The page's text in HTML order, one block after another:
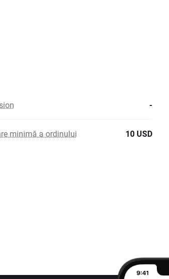
-
minimă a ordinului 10 USD